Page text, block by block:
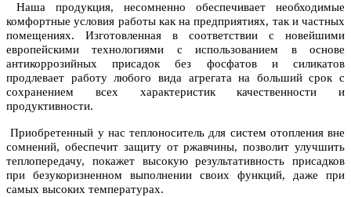
Наша продукция, несомненно обеспечивает необходимые
комфортные условия работы как на предприятиях, так и частных
помещениях. Изготовленная в соответствии с новейшими
европейскими технологиями с использованием в основе
антикоррозийных присадок без фосфатов и силикатов
продлевает работу любого вида агрегата на больший срок с
сохранением всех характеристик качественности и
продуктивности.
Приобретенный у нас теплоноситель для систем отопления вне
сомнений, обеспечит защиту от ржавчины, позволит улучшить
теплопередачу, покажет высокую результативность присадков
при безукоризненном выполнении своих функций, даже при
самых высоких температурах.